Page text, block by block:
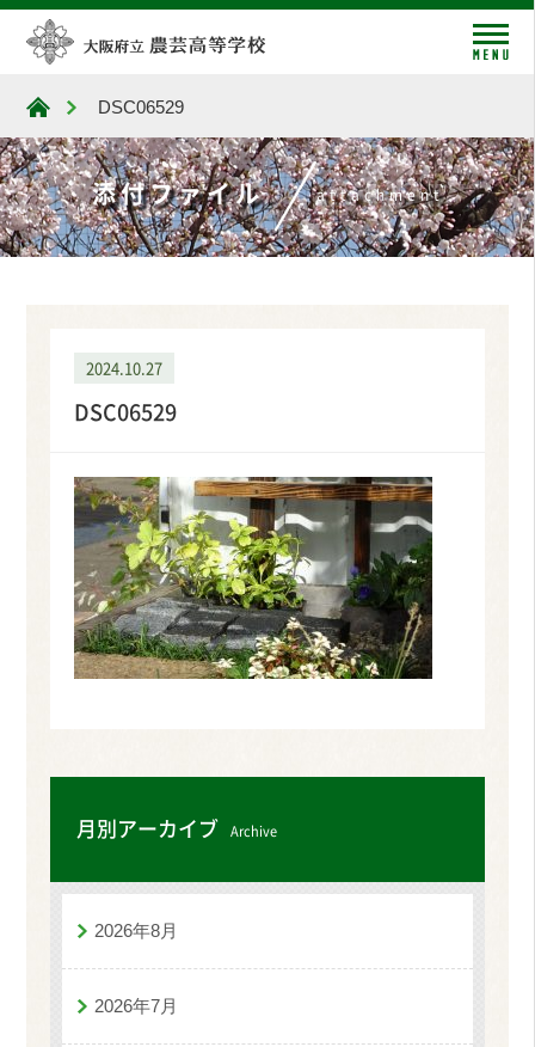
大阪府立農芸高等学校
DSC06529
添付ファイル attachment
2024.10.27
DSC06529
月別アーカイブ Archive
2026年8月
2026年7月